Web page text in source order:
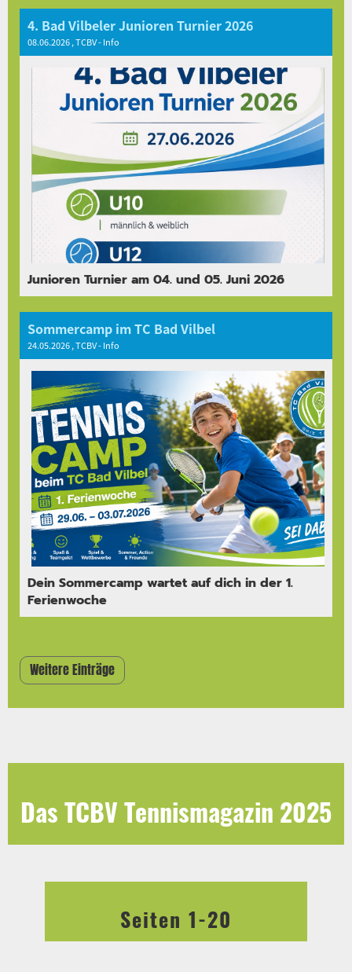
4. Bad Vilbeler Junioren Turnier 2026
08.06.2026, TCBV - Info
Junioren Turnier am 04. und 05. Juni 2026
Sommercamp im TC Bad Vilbel
24.05.2026, TCBV - Info
Dein Sommercamp wartet auf dich in der 1.
Ferienwoche
Weitere Einträge
Das TCBV Tennismagazin 2025
Seiten 1-20